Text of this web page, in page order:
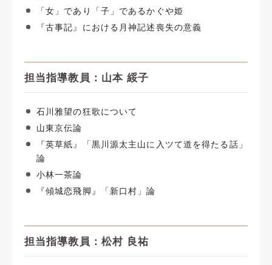
「女」であり「子」であるかぐや姫
『古事記』における月神記述喪失の意義
担当指導教員：山本 綏子
石川雅望の狂歌について
山東京伝論
『英草紙』「黒川源太主山に入ツて道を得たる話」
論
小林一茶論
『傾城恋飛脚』「新口村」論
担当指導教員：松村 良祐